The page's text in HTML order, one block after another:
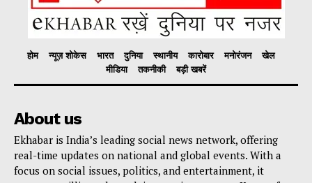
होम न्यूज़ शोकेस भारत दुनिया स्थानीय कारोबार मनोरंजन
खेल
मीडिया
तकनीकी बड़ी खबरें
About us
Ekhabar is India’s leading social news network, offering
real-time updates on national and global events. With a
focus on social issues, politics, and entertainment, it